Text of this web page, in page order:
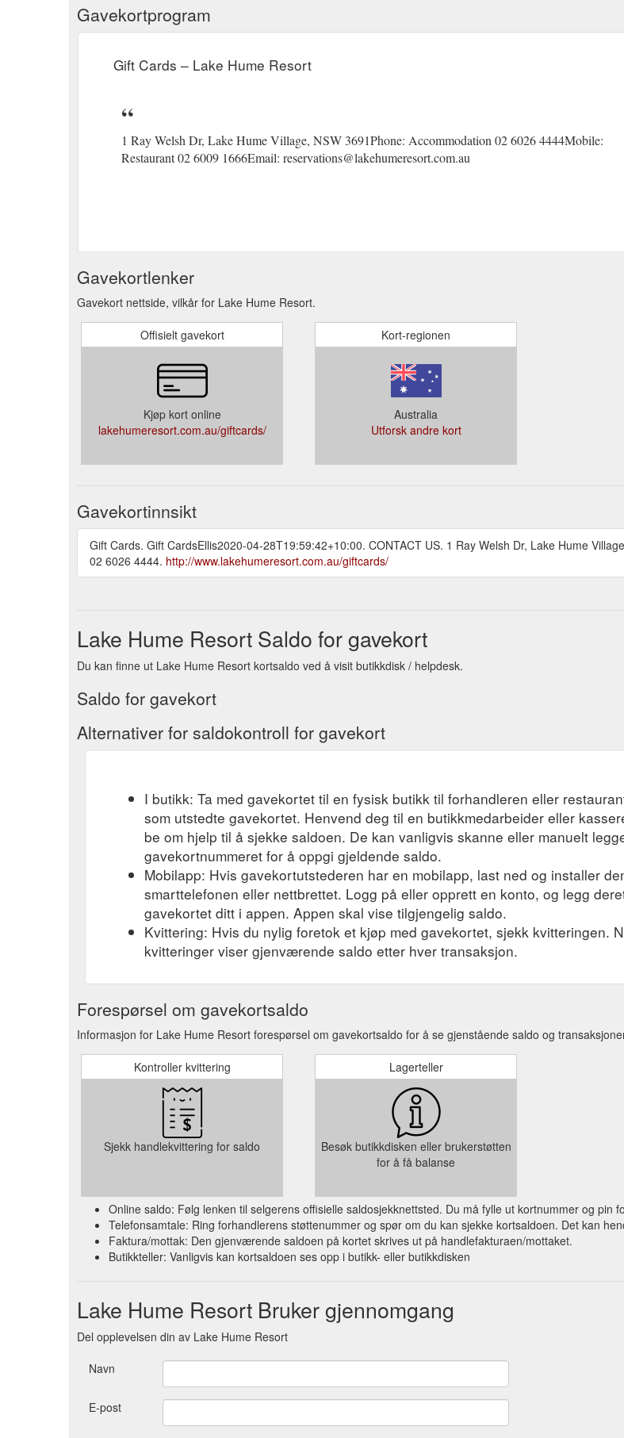
Gavekortprogram
Gift Cards – Lake Hume Resort
1 Ray Welsh Dr, Lake Hume Village, NSW 3691Phone: Accommodation 02 6026 4444Mobile:
Restaurant 02 6009 1666Email: reservations@lakehumeresort.com.au
Gavekortlenker
Gavekort nettside, vilkår for Lake Hume Resort.
Offisielt gavekort
Kjøp kort online
lakehumeresort.com.au/giftcards/
Kort-regionen
Australia
Utforsk andre kort
Gavekortinnsikt
Gift Cards. Gift CardsEllis2020-04-28T19:59:42+10:00. CONTACT US. 1 Ray Welsh Dr, Lake Hume
02 6026 4444. http://www.lakehumeresort.com.au/giftcards/
Lake Hume Resort Saldo for gavekort
Du kan finne ut Lake Hume Resort kortsaldo ved å visit butikkdisk / helpdesk.
Saldo for gavekort
Alternativer for saldokontroll for gavekort
I butikk: Ta med gavekortet til en fysisk butikk til forhandleren eller
som utstedte gavekortet. Henvend deg til en butikkmedarbeider eller
be om hjelp til å sjekke saldoen. De kan vanligvis skanne eller manuelt
gavekortnummeret for å oppgi gjeldende saldo.
Mobilapp: Hvis gavekortutstederen har en mobilapp, last ned og installer
smarttelefonen eller nettbrettet. Logg på eller opprett en konto, og legg
gavekortet ditt i appen. Appen skal vise tilgjengelig saldo.
Kvittering: Hvis du nylig foretok et kjøp med gavekortet, sjekk kvitteringen.
kvitteringer viser gjenværende saldo etter hver transaksjon.
Forespørsel om gavekortsaldo
Informasjon for Lake Hume Resort forespørsel om gavekortsaldo for å se gjenstående saldo og
Kontroller kvittering
Sjekk handlekvittering for saldo
Lagerteller
Besøk butikkdisken eller brukerstøtten
for å få balanse
Online saldo: Følg lenken til selgerens offisielle saldosjekknettsted. Du må fylle ut kortnummer og pin
Telefonsamtale: Ring forhandlerens støttenummer og spør om du kan sjekke kortsaldoen. Det kan
Faktura/mottak: Den gjenværende saldoen på kortet skrives ut på handlefakturaen/mottaket.
Butikkteller: Vanligvis kan kortsaldoen ses opp i butikk- eller butikkdisken
Lake Hume Resort Bruker gjennomgang
Del opplevelsen din av Lake Hume Resort
Navn
E-post